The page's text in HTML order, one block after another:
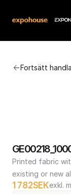
Fortsätt handla
Printed fabric
existing or new
1 782SEKexkl.